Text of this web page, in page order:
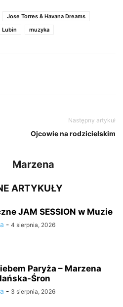
Jose Torres & Havana Dreams
Lubin muzyka
Następny artykuł
Ojcowie na rodzicielskim
Marzena
ARTYKUŁY
JAM SESSION w Muzie
- 4 sierpnia, 2026
Paryża – Marzena
Śron
- 3 sierpnia, 2026